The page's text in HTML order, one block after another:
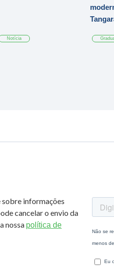
Notícia
sobre informações
cancelar o envio da
nossa política de